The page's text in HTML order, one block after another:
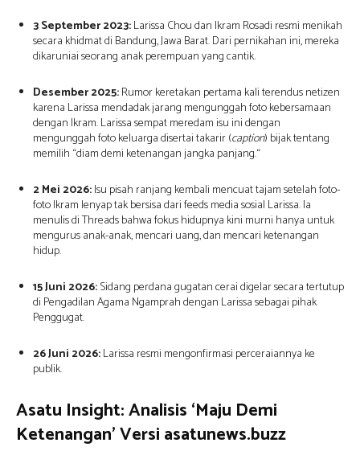
3 September 2023:Larissa Chou dan Ikram Rosadi resmi menikah
secara khidmat di Bandung,Jawa Barat.Dari pernikahan ini,mereka
dikaruniai seorang anak perempuan yang cantik.
Desember 2025:Rumor keretakan pertama kali terendus netizen
karena Larissa mendadak jarang mengunggah foto kebersamaan
dengan Ikram.Larissa sempat meredam isu ini dengan
mengunggah foto keluarga disertai takarir (caption) bijak tentang
memilih “diam demi ketenangan jangka panjang.“
2 Mei 2026:Isu pisah ranjang kembali mencuat tajam setelah foto-
foto Ikram lenyap tak bersisa dari feeds media sosial Larissa.Ia
menulis di Threads bahwa fokus hidupnya kini murni hanya untuk
mengurus anak-anak,mencari uang,dan mencari ketenangan
hidup.
15 Juni 2026:Sidang perdana gugatan cerai digelar secara tertutup
di Pengadilan Agama Ngamprah dengan Larissa sebagai pihak
Penggugat.
26 Juni 2026:Larissa resmi mengonfirmasi perceraiannya ke
publik.
Asatu Insight: Analisis ‘Maju Demi
Ketenangan’ Versi asatunews.buzz